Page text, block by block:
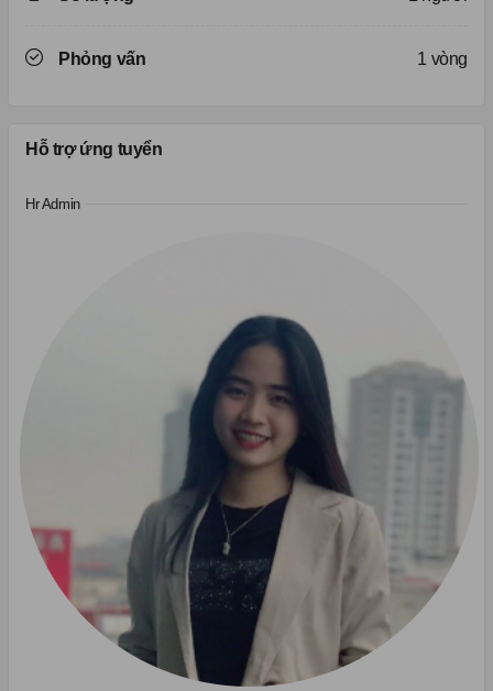
Phỏng vấn 1 vòng
Hỗ trợ ứng tuyển
Hr Admin